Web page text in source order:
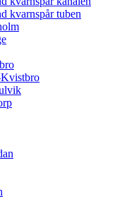
kvarnspår tuben
Kvistbro